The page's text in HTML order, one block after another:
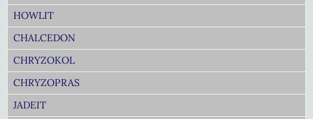
HOWLIT
CHALCEDON
CHRYZOKOL
CHRYZOPRAS
JADEIT